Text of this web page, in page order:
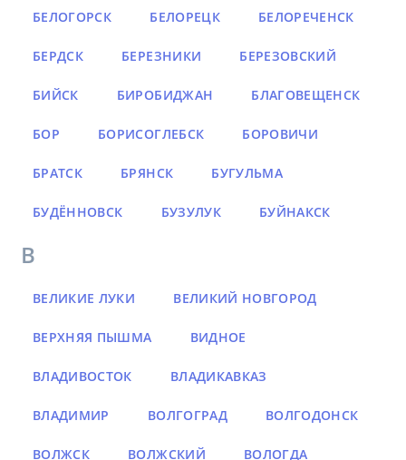
БЕЛОГОРСК БЕЛОРЕЦК БЕЛОРЕЧЕНСК
БЕРДСК БЕРЕЗНИКИ БЕРЕЗОВСКИЙ
БИЙСК БИРОБИДЖАН БЛАГОВЕЩЕНСК
БОР БОРИСОГЛЕБСК БОРОВИЧИ
БРАТСК БРЯНСК БУГУЛЬМА
БУДЁННОВСК БУЗУЛУК БУЙНАКСК
В
ВЕЛИКИЕ ЛУКИ ВЕЛИКИЙ НОВГОРОД
ВЕРХНЯЯ ПЫШМА ВИДНОЕ
ВЛАДИВОСТОК ВЛАДИКАВКАЗ
ВЛАДИМИР ВОЛГОГРАД ВОЛГОДОНСК
ВОЛЖСК ВОЛЖСКИЙ ВОЛОГДА